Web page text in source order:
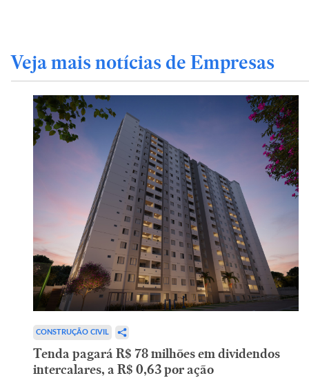
Veja mais notícias de Empresas
CONSTRUÇÃO CIVIL
Tenda pagará R$ 78 milhões em dividendos
intercalares, a R$ 0,63 por ação